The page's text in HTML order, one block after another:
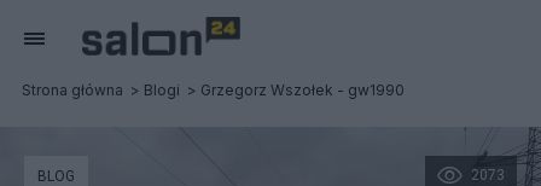
Strona główna Blogi Grzegorz Wszołek - gw1990
2073
BLOG